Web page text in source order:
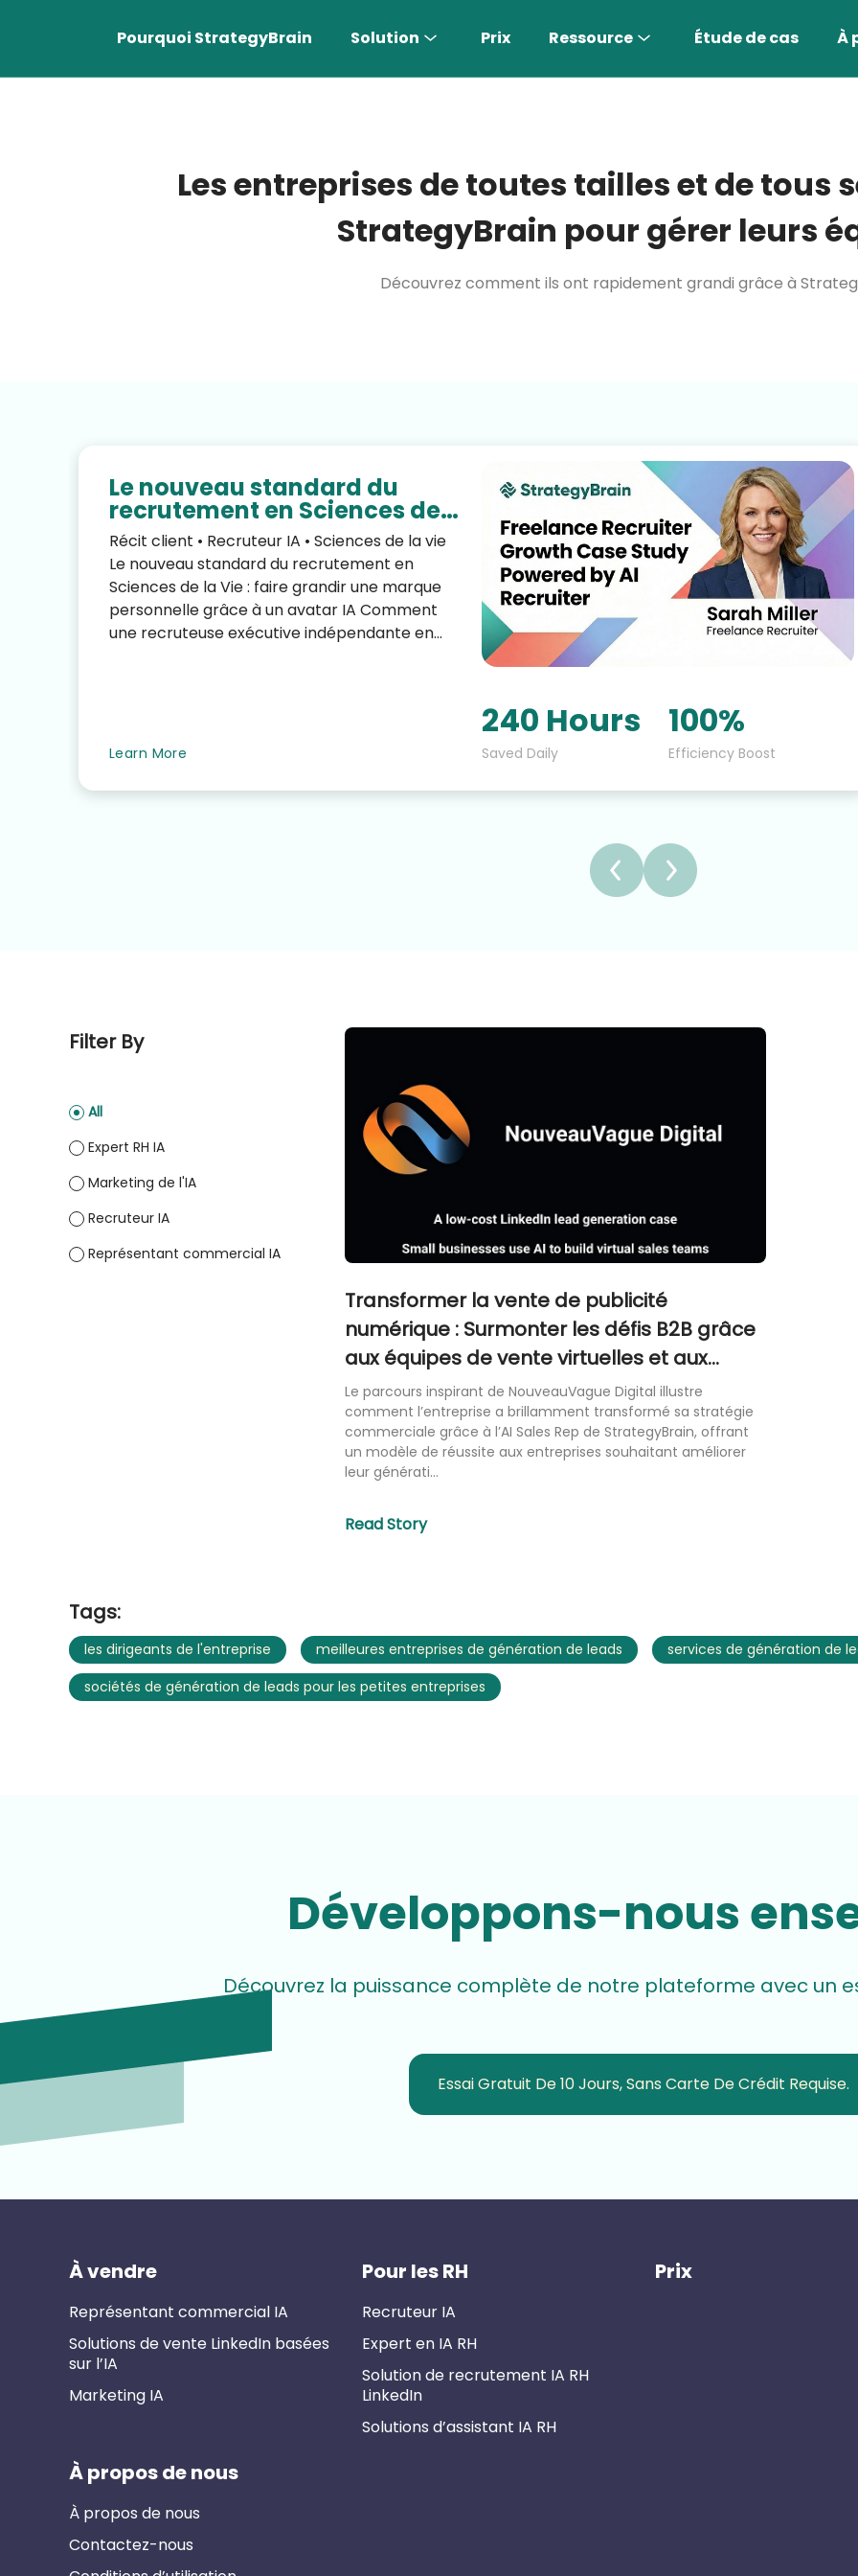
Pourquoi StrategyBrain Solution
Étude de marché et augmentation de l'influence
Prix Ressource Étude de cas À
Les entreprises de toutes tailles et de tous
StrategyBrain pour gérer leurs
Découvrez comment ils ont rapidement grandi grâce à
Le nouveau standard du
recrutement en Sciences de
la Vie : faire grandir une
marque personnelle grâce à
un avatar IA
Récit client • Recruteur IA • Sciences de la vie
Le nouveau standard du recrutement en
Sciences de la Vie : faire grandir une marque
personnelle grâce à un avatar IA Comment
une recruteuse exécutive indépendante en
Learn More
240 Hours
Saved Daily
100%
Efficiency Boost
Filter By
All
Expert RH IA
Marketing de l'IA
Recruteur IA
Représentant commercial IA
Transformer la vente de publicité
numérique : Surmonter les défis B2B grâce
aux équipes de vente virtuelles et aux
services de génération de leads alimentés
par l’IA
Le parcours inspirant de NouveauVague Digital illustre
comment l’entreprise a brillamment transformé sa stratégie
commerciale grâce à l’AI Sales Rep de StrategyBrain, offrant
un modèle de réussite aux entreprises souhaitant améliorer
leur générati...
Read Story
Tags:
les dirigeants de l'entreprise meilleures entreprises de génération de leads services de génération de
sociétés de génération de leads pour les petites entreprises
Développons-nous
Découvrez la puissance complète de notre plateforme avec un
Essai Gratuit De 10 Jours, Sans Carte De Crédit Requise.
À vendre
Représentant commercial IA
Solutions de vente LinkedIn basées
sur l’IA
Marketing IA
Pour les RH
Recruteur IA
Expert en IA RH
Solution de recrutement IA RH
LinkedIn
Solutions d’assistant IA RH
Prix
À propos de nous
À propos de nous
Contactez-nous